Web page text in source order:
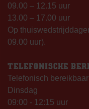
09.00 – 12.15 uur
13.00 – 17.00 uur
Op
09.00 uur).
TELEFONISCHE
Telefonisch
Dinsdag
09:00 - 12:15 uur